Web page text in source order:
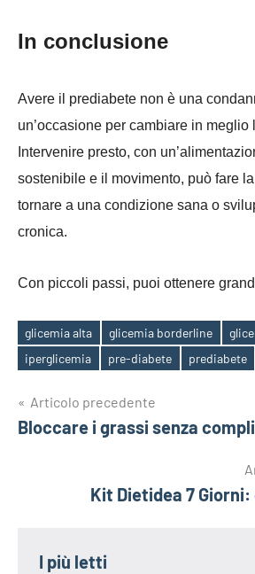
In conclusione
Avere il prediabete non è una
un’occasione per cambiare in
Intervenire presto, con
sostenibile e il movimento, può fare la
tornare a una condizione sana o
cronica.
Con piccoli passi, puoi ottenere
Tag
glicemia alta glicemia borderline
iperglicemia
pre-diabete prediabete
Navigazione
articoli
Articolo precedente
Bloccare i grassi senza
Kit Dietidea 7
I più letti